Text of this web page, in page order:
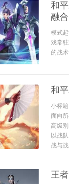
和
融合
模式
戏常
的战
和
小标
面向
高级
以战
战与
王